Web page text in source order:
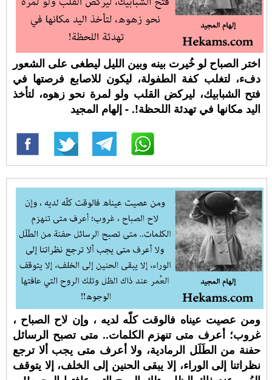
اختر الصباح لو خُيرت بينه وبين الليل ليطغى على الشعور
دفء، لتغلب كفة الطفولة، ليكون للاصابع فرصتها في
فتح الشبابيك، ليركض القلب ولو لمرة نحو زهوه، لتأخذ
اليد مكانها في تهدئة اللحظة!. - إلهام المجيد
ومن عصيت عيناه فالوقت كلّه لديه ، وإن لاح الصباح ،
غروب؛ أعرف متى تنهزم الكلمات.. متى تصبح الرسائل
حفنة من الطَلَل الرمادية، ولا أعرف متى يجب ألا ترجع
نظراتنا إلى الوراء، إلا يبقى الحنين إلى الخلف، إلا يتوقف